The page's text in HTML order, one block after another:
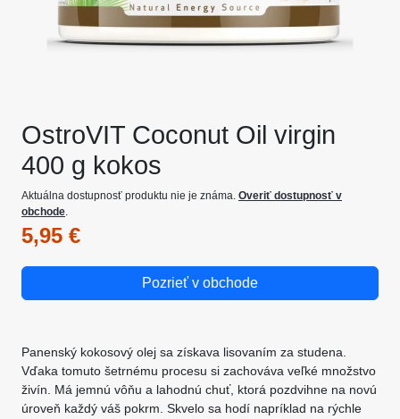
OstroVIT Coconut Oil virgin
400 g kokos
Aktuálna dostupnosť produktu nie je známa. Overiť dostupnosť v
obchode.
5,95 €
Pozrieť v obchode
Panenský kokosový olej sa získava lisovaním za studena.
Vďaka tomuto šetrnému procesu si zachováva veľké množstvo
živín. Má jemnú vôňu a lahodnú chuť, ktorá pozdvihne na novú
úroveň každý váš pokrm. Skvelo sa hodí napríklad na rýchle